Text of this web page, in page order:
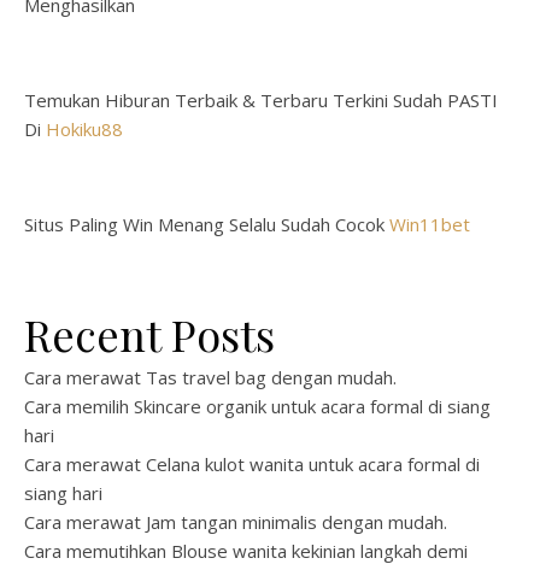
Menghasilkan
Temukan Hiburan Terbaik & Terbaru Terkini Sudah PASTI
Di Hokiku88
Situs Paling Win Menang Selalu Sudah Cocok Win11bet
Recent Posts
Cara merawat Tas travel bag dengan mudah.
Cara memilih Skincare organik untuk acara formal di siang
hari
Cara merawat Celana kulot wanita untuk acara formal di
siang hari
Cara merawat Jam tangan minimalis dengan mudah.
Cara memutihkan Blouse wanita kekinian langkah demi